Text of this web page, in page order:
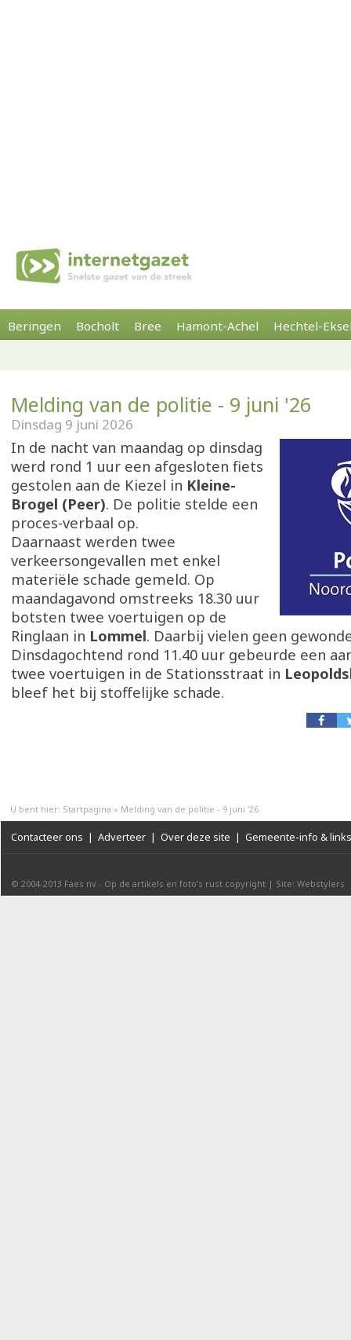
Beringen Bocholt Bree Hamont-Achel Hechtel-
Melding van de politie - 9 juni '26
Dinsdag 9 juni 2026
In de nacht van maandag op dinsdag
werd rond 1 uur een afgesloten fiets
gestolen aan de Kiezel in Kleine-
Brogel (Peer). De politie stelde een
proces-verbaal op.
Daarnaast werden twee
verkeersongevallen met enkel
materiële schade gemeld. Op
maandagavond omstreeks 18.30 uur
botsten twee voertuigen op de
Ringlaan in Lommel. Daarbij vielen geen
Dinsdagochtend rond 11.40 uur gebeurde een
twee voertuigen in de Stationsstraat in
bleef het bij stoffelijke schade.
U bent hier: Startpagina » Melding van de politie - 9 juni '26
Contacteer ons | Adverteer | Over deze site | Gemeente-info & links
© 2004-2013 Faes nv - Op de artikels en foto’s rust copyright | Site: Webstylers